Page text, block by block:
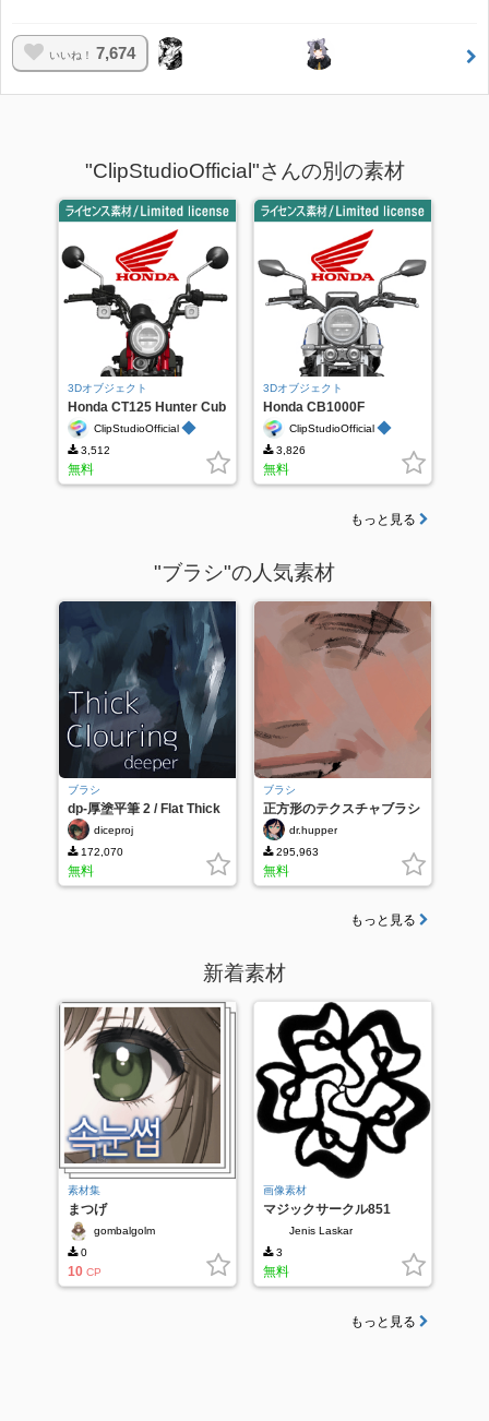
いいね！ 7,674
"ClipStudioOfficial"さんの別の素材
3Dオブジェクト
Honda CT125 Hunter Cub
ClipStudioOfficial ◆
3,512
無料
3Dオブジェクト
Honda CB1000F
ClipStudioOfficial ◆
3,826
無料
もっと見る
"ブラシ"の人気素材
ブラシ
dp-厚塗平筆 2 / Flat Thick
Colouring Brush 2
diceproj
172,070
無料
ブラシ
正方形のテクスチャブラシ
dr.hupper
295,963
無料
もっと見る
新着素材
素材集
まつげ
gombalgolm
0
10 CP
画像素材
マジックサークル851
Jenis Laskar
3
無料
もっと見る